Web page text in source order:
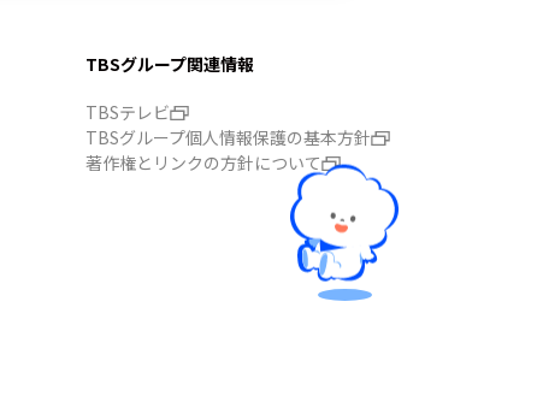
TBSグループ関連情報
TBSテレビ
TBSグループ個人情報保護の基本方針
著作権とリンクの方針について